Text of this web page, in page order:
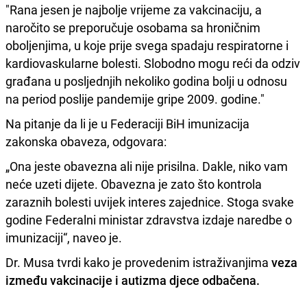
"Rana jesen je najbolje vrijeme za vakcinaciju, a
naročito se preporučuje osobama sa hroničnim
oboljenjima, u koje prije svega spadaju respiratorne i
kardiovaskularne bolesti. Slobodno mogu reći da odziv
građana u posljednjih nekoliko godina bolji u odnosu
na period poslije pandemije gripe 2009. godine."
Na pitanje da li je u Federaciji BiH imunizacija
zakonska obaveza, odgovara:
„Ona jeste obavezna ali nije prisilna. Dakle, niko vam
neće uzeti dijete. Obavezna je zato što kontrola
zaraznih bolesti uvijek interes zajednice. Stoga svake
godine Federalni ministar zdravstva izdaje naredbe o
imunizaciji“, naveo je.
Dr. Musa tvrdi kako je provedenim istraživanjima veza
između vakcinacije i autizma djece odbačena.